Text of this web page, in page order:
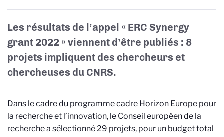
Les résultats de l’appel « ERC Synergy
grant 2022 » viennent d’être publiés : 8
projets impliquent des chercheurs et
chercheuses du CNRS.
Dans le cadre du programme cadre Horizon Europe pour
la recherche et l’innovation, le Conseil européen de la
recherche a sélectionné 29 projets, pour un budget total